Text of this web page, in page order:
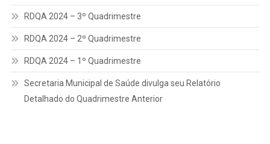
RDQA 2024 – 3º Quadrimestre
RDQA 2024 – 2º Quadrimestre
RDQA 2024 – 1º Quadrimestre
Secretaria Municipal de Saúde divulga seu Relatório
Detalhado do Quadrimestre Anterior